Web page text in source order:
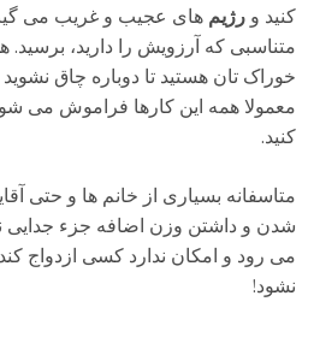
کنید و رژیم های عجیب و غریب می
متناسبی که آرزویش را دارید،
خوراک تان هستید تا دوباره چاق
معمولا همه این کارها فراموش می
کنید.
متاسفانه بسیاری از خانم ها و حتی
شدن و داشتن وزن اضافه جزء جدایی
می رود و امکان ندارد کسی ازدواج
نشود!